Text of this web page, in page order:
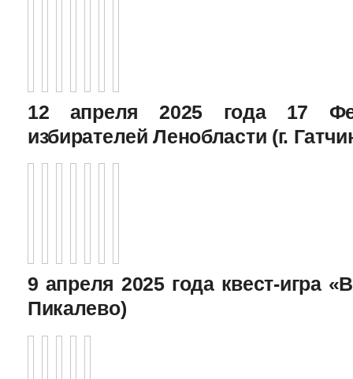
12 апреля 2025 года 17
избирателей Ленобласти (г.
9 апреля 2025 года квест-игра
Пикалево)